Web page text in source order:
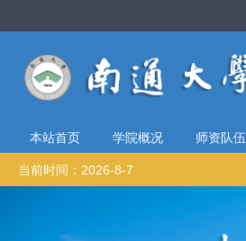
本站首页 学院概况 师资队伍
当前时间：2026-8-7